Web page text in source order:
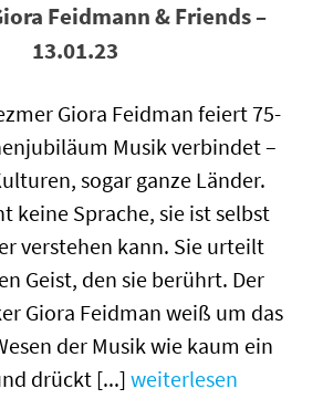
Feidmann & Friends –
13.01.23
Giora Feidman feiert 75-
Musik verbindet –
sogar ganze Länder.
keine Sprache, sie ist selbst
verstehen kann. Sie urteilt
Geist, den sie berührt. Der
Giora Feidman weiß um das
der Musik wie kaum ein
drückt [...] weiterlesen